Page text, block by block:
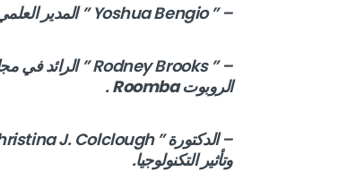
– ” Yoshua Bengio ” المدير العلمي لشركة ” Mila ” الفائز حديثا بجائزة ” Turing ” .
– ” Rodney Brooks ” الرائد في مجال الروبوتيك الذي أسس شركة
الروبوتRoomba
.
وتأثير التكنولوجيا.